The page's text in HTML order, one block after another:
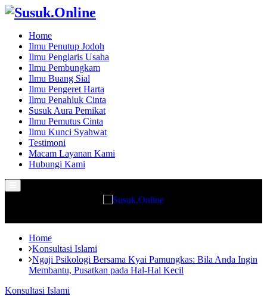
Home
Ilmu Penutup Jodoh
Ilmu Penglaris Usaha
Ilmu Pembungkam
Ilmu Buang Sial
Ilmu Pengeret Harta
Ilmu Penahluk Cinta
Susuk Aura Pemikat
Ilmu Pemutus Cinta
Ilmu Kunci Syahwat
Testimoni
Macam Layanan Kami
Hubungi Kami
Menu
Home
Konsultasi Islami
Ngaji Psikologi Bersama Kyai Pamungkas: Bila Anda Ingin
Membantu, Pusatkan pada Hal-Hal Kecil
Konsultasi Islami